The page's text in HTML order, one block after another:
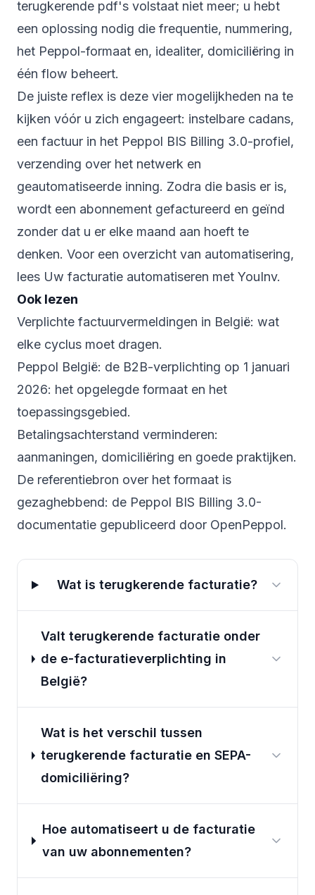
terugkerende pdf's volstaat niet meer; u hebt
een oplossing nodig die frequentie, nummering,
het Peppol-formaat en, idealiter, domiciliëring in
één flow beheert.
De juiste reflex is deze vier mogelijkheden na te
kijken vóór u zich engageert: instelbare cadans,
een factuur in het Peppol BIS Billing 3.0-profiel,
verzending over het netwerk en
geautomatiseerde inning. Zodra die basis er is,
wordt een abonnement gefactureerd en geïnd
zonder dat u er elke maand aan hoeft te
denken. Voor een overzicht van automatisering,
lees Uw facturatie automatiseren met YouInv.
Ook lezen
Verplichte factuurvermeldingen in België: wat
elke cyclus moet dragen.
Peppol België: de B2B-verplichting op 1 januari
2026: het opgelegde formaat en het
toepassingsgebied.
Betalingsachterstand verminderen:
aanmaningen, domiciliëring en goede praktijken.
De referentiebron over het formaat is
gezaghebbend: de Peppol BIS Billing 3.0-
documentatie gepubliceerd door OpenPeppol.
Wat is terugkerende facturatie?
Valt terugkerende facturatie onder
de e-facturatieverplichting in
België?
Wat is het verschil tussen
terugkerende facturatie en SEPA-
domiciliëring?
Hoe automatiseert u de facturatie
van uw abonnementen?